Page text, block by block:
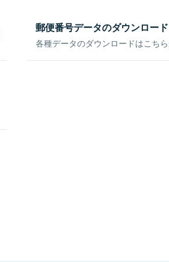
郵便番号データのダウンロード
各種データのダウンロードはこち